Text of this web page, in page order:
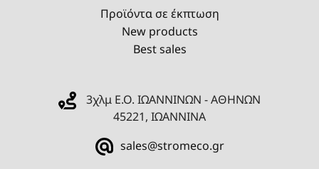
Προϊόντα σε έκπτωση
New products
Best sales
3χλμ Ε.Ο. ΙΩΑΝΝΙΝΩΝ - ΑΘΗΝΩΝ
45221, ΙΩΑΝΝΙΝΑ
sales@stromeco.gr